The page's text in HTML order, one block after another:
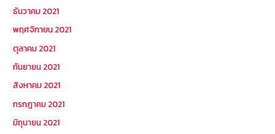
ธันวาคม 2021
พฤศจิกายน 2021
ตุลาคม 2021
กันยายน 2021
สิงหาคม 2021
กรกฎาคม 2021
มิถุนายน 2021